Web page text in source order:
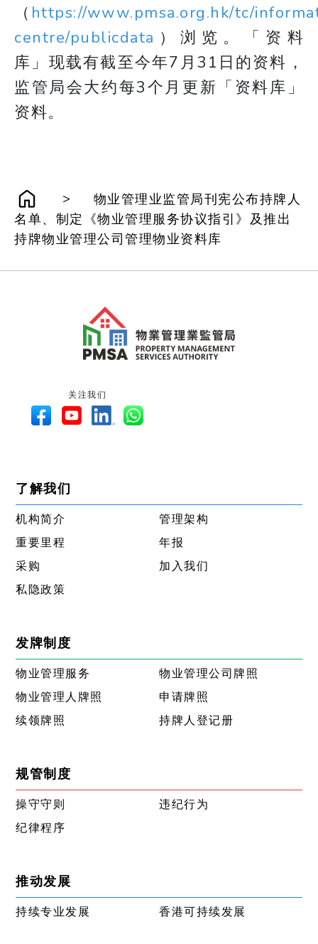
（ https://www.pmsa.org.hk/tc/
centre/publicdata ）浏览。「资料
库」现载有截至今年7月31日的资料，
监管局会大约每3个月更新「资料库」
资料。
>
物业管理业监管局刊宪公布持牌人
名单、制定《物业管理服务协议指引》及推出
持牌物业管理公司管理物业资料库
关注我们
了解我们
机构简介
管理架构
重要里程
年报
采购
加入我们
私隐政策
发牌制度
物业管理服务
物业管理公司牌照
物业管理人牌照
申请牌照
续领牌照
持牌人登记册
规管制度
操守守则
违纪行为
纪律程序
推动发展
持续专业发展 香港可持续发展